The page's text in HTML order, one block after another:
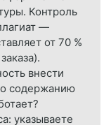
Контроль
—
от 70 %
внести
содержанию
указываете